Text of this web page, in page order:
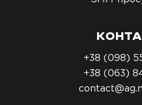
+38 (098)
+38 (063)